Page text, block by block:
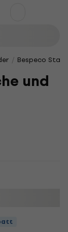
Bespeco
und